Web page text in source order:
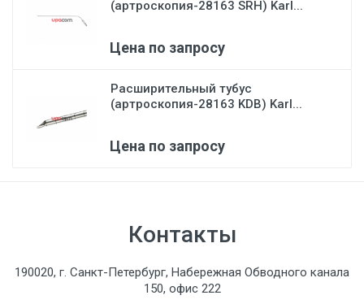
(артроскопия-28163 SRH) Karl...
Цена по запросу
Расширительный тубус
(артроскопия-28163 KDB) Karl...
Цена по запросу
Контакты
190020, г. Санкт-Петербург, Набережная Обводного канала
150, офис 222